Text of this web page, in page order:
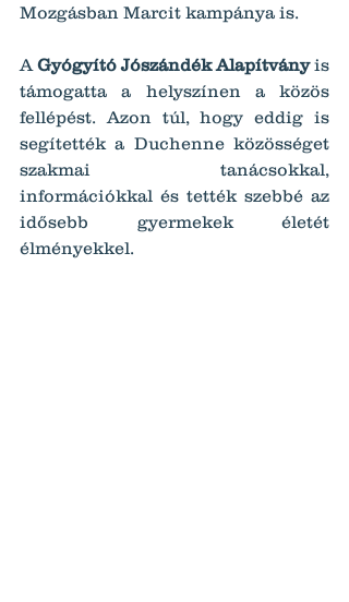
Mozgásban Marcit kampánya is.
A Gyógyító Jószándék Alapítvány is
támogatta a helyszínen a közös
fellépést. Azon túl, hogy eddig is
segítették a Duchenne közösséget
szakmai tanácsokkal,
információkkal és tették szebbé az
idősebb gyermekek életét
élményekkel.